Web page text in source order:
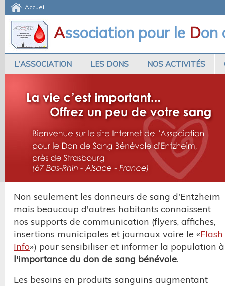
Accueil
Association pour le Don
L'ASSOCIATION LES DONS NOS ACTIVITÉS
Non seulement les donneurs de sang d'Entzheim
mais beaucoup d'autres habitants connaissent
nos supports de communication (flyers, affiches,
insertions municipales et journaux voire le «Flash
Info») pour sensibiliser et informer la population à
l'importance du don de sang bénévole.
Les besoins en produits sanguins augmentant